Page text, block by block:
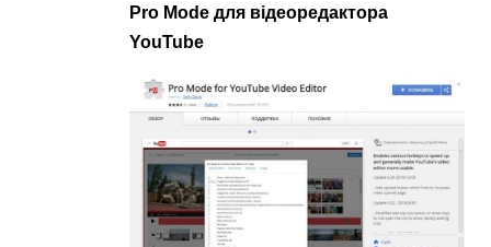
Pro Mode для відеоредактора
YouTube